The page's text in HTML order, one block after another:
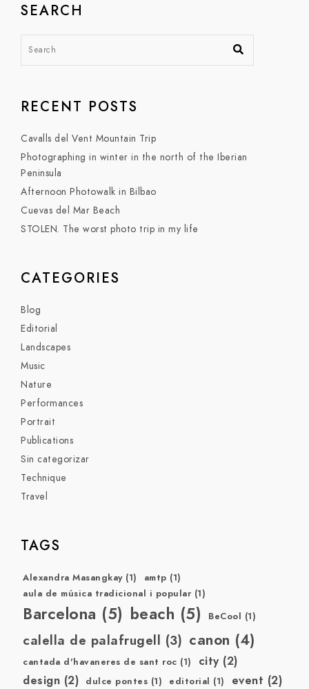
SEARCH
RECENT POSTS
Cavalls del Vent Mountain Trip
Photographing in winter in the north of the Iberian
Peninsula
Afternoon Photowalk in Bilbao
Cuevas del Mar Beach
STOLEN. The worst photo trip in my life
CATEGORIES
Blog
Editorial
Landscapes
Music
Nature
Performances
Portrait
Publications
Sin categorizar
Technique
Travel
TAGS
Alexandra Masangkay(1) amtp (1)
aula de música tradicional i popular (1)
Barcelona (5) beach (5) BeCool (1)
calella de palafrugell (3) canon (4)
cantada d'havaneres de sant roc (1) city(2)
design (2) dulce pontes (1) editorial (1) event (2)